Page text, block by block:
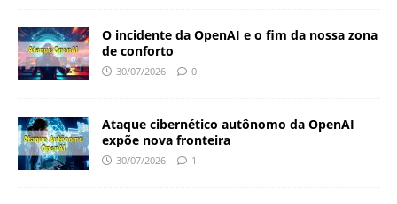
O incidente da OpenAI e o fim da nossa zona
de conforto
30/07/2026 0
Ataque cibernético autônomo da OpenAI
expõe nova fronteira
30/07/2026 1